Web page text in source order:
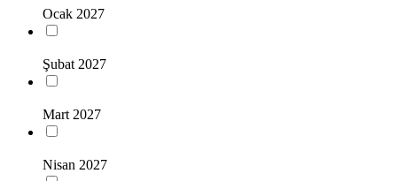
Ocak 2027
Şubat 2027
Mart 2027
Nisan 2027